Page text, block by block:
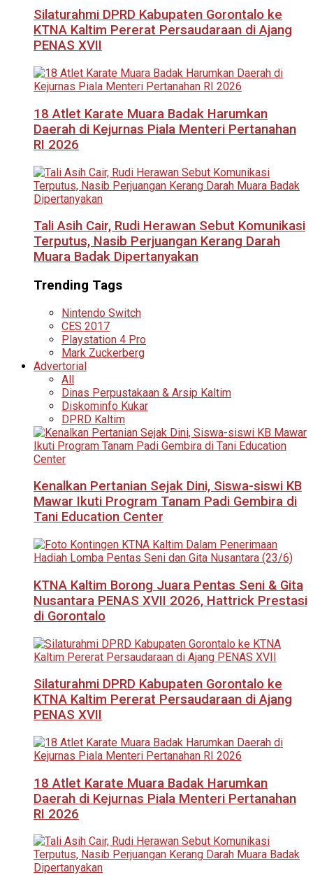
Silaturahmi DPRD Kabupaten Gorontalo ke
KTNA Kaltim Pererat Persaudaraan di Ajang
PENAS XVII
18 Atlet Karate Muara Badak Harumkan
Daerah di Kejurnas Piala Menteri Pertanahan
RI 2026
Tali Asih Cair, Rudi Herawan Sebut Komunikasi
Terputus, Nasib Perjuangan Kerang Darah
Muara Badak Dipertanyakan
Trending Tags
Nintendo Switch
CES 2017
Playstation 4 Pro
Mark Zuckerberg
Advertorial
All
Dinas Perpustakaan & Arsip Kaltim
Diskominfo Kukar
DPRD Kaltim
Kenalkan Pertanian Sejak Dini, Siswa-siswi KB
Mawar Ikuti Program Tanam Padi Gembira di
Tani Education Center
KTNA Kaltim Borong Juara Pentas Seni & Gita
Nusantara PENAS XVII 2026, Hattrick Prestasi
di Gorontalo
Silaturahmi DPRD Kabupaten Gorontalo ke
KTNA Kaltim Pererat Persaudaraan di Ajang
PENAS XVII
18 Atlet Karate Muara Badak Harumkan
Daerah di Kejurnas Piala Menteri Pertanahan
RI 2026